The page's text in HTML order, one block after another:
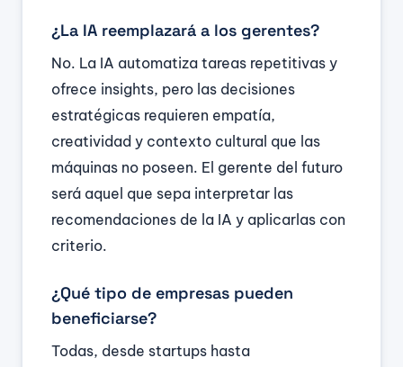
¿La IA reemplazará a los gerentes?
No. La IA automatiza tareas repetitivas y
ofrece insights, pero las decisiones
estratégicas requieren empatía,
creatividad y contexto cultural que las
máquinas no poseen. El gerente del futuro
será aquel que sepa interpretar las
recomendaciones de la IA y aplicarlas con
criterio.
¿Qué tipo de empresas pueden
beneficiarse?
Todas, desde startups hasta